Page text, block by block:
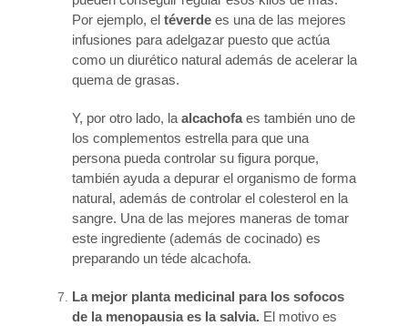
Por ejemplo, el téverde es una de las mejores
infusiones para adelgazar puesto que actúa
como un diurético natural además de acelerar la
quema de grasas.
Y, por otro lado, la alcachofaes también uno de
los complementos estrella para que una
persona pueda controlar su figura porque,
también ayuda a depurar el organismo de forma
natural, además de controlar el colesterol en la
sangre. Una de las mejores maneras de tomar
este ingrediente (además de cocinado) es
preparando un téde alcachofa.
La mejor planta medicinal para los sofocos
de la menopausia es la salvia. El motivo es